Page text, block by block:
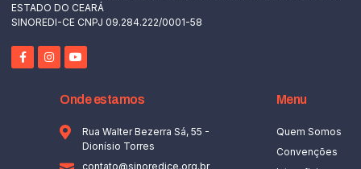
ESTADO DO CEARÁ
SINOREDI-CE CNPJ 09.284.222/0001-58
Onde estamos
Rua Walter Bezerra Sá, 55 -
Dionísio Torres
contato@sinoredice.org.br
Menu
Quem Somos
Convenções